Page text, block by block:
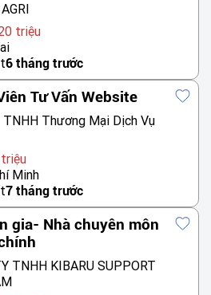
triệu
6 tháng trước
Tư Vấn Website
Thương Mại Dịch Vụ
Minh
7 tháng trước
gia- Nhà chuyên môn
TNHH KIBARU SUPPORT